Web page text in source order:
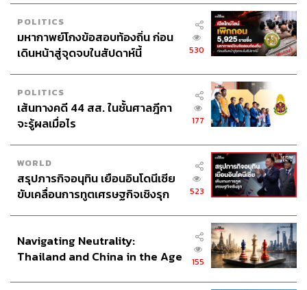
POLITICS
มหากาพย์โกงข้อสอบท้องถิ่น ก่อน
เดินหน้าสู่จุดจบในสัปดาห์นี้
530
POLITICS
เส้นทางคดี 44 สส. ในชั้นศาลฎีกา
จะรู้ผลเมื่อไร
177
WORLD
สรุปภารกิจอนุทิน เยือนอินโดนีเซีย
ขับเคลื่อนการทูตเศรษฐกิจเชิงรุก
523
Navigating Neutrality:
Thailand and China in the Age
155